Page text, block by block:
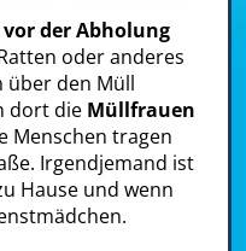
vor der Abholung
oder anderes
über den Müll
dort die Müllfrauen
Menschen tragen
Irgendjemand ist
Hause und wenn